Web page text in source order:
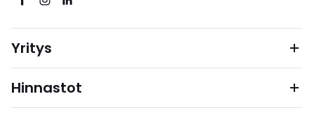
Yritys
Hinnastot